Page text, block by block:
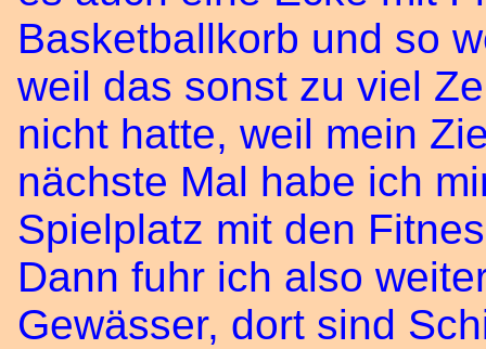
Basketballkorb und so
weil das sonst zu viel
nicht hatte, weil mein
nächste Mal habe ich
Spielplatz mit den
Dann fuhr ich also
Gewässer, dort sind